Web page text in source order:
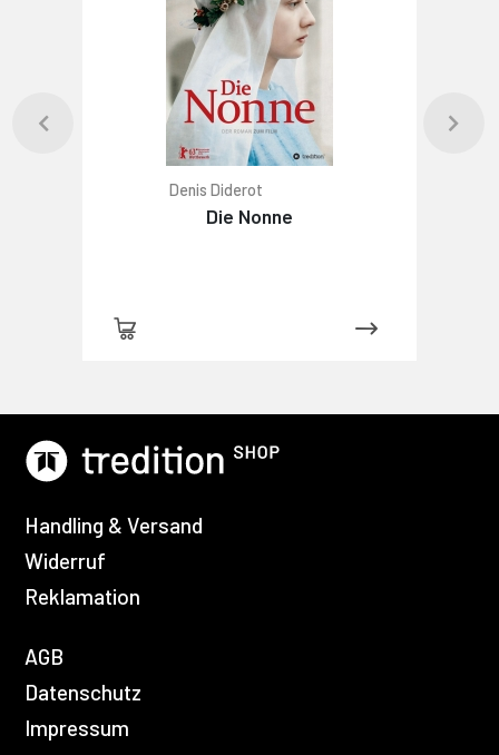
Denis Diderot
Die Nonne
Handling & Versand
Widerruf
Reklamation
AGB
Datenschutz
Impressum